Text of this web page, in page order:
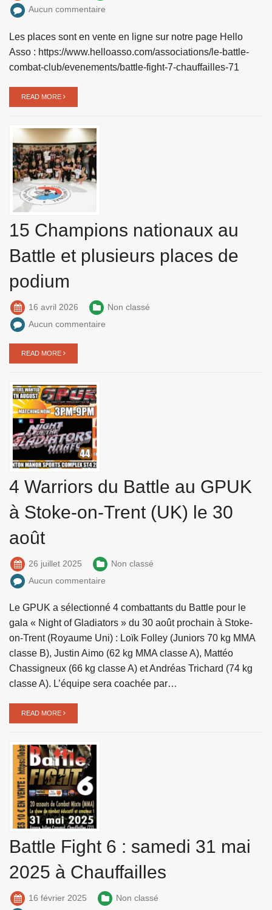
Aucun commentaire
Les places sont en vente en ligne sur notre page Hello
Asso : https://www.helloasso.com/associations/le-battle-
combat-club/evenements/battle-fight-7-chauffailles-71
READ MORE
15 Champions nationaux au
Battle et plusieurs places de
podium
16 avril 2026
Non classé
Aucun commentaire
READ MORE
4 Warriors du Battle au GPUK
à Stoke-on-Trent (UK) le 30
août
26 juillet 2025
Non classé
Aucun commentaire
Le GPUK a sélectionné 4 combattants du Battle pour le
gala « Night of Gladiators » du 30 août prochain à Stoke-
on-Trent (Royaume Uni) : Loïk Folley (Juniors 70 kg MMA
classe B), Justin Aimo (62 kg MMA classe A), Mattéo
Chassigneux (66 kg classe A) et Andréas Trichard (74 kg
classe A). L’équipe sera coachée par…
READ MORE
Battle Fight 6 : samedi 31 mai
2025 à Chauffailles
16 février 2025 Non classé